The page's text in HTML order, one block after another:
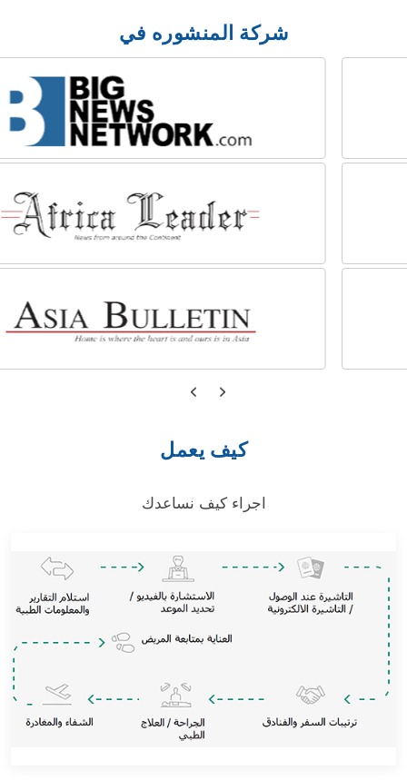
شركة المنشوره في
كيف يعمل
اجراء كيف نساعدك